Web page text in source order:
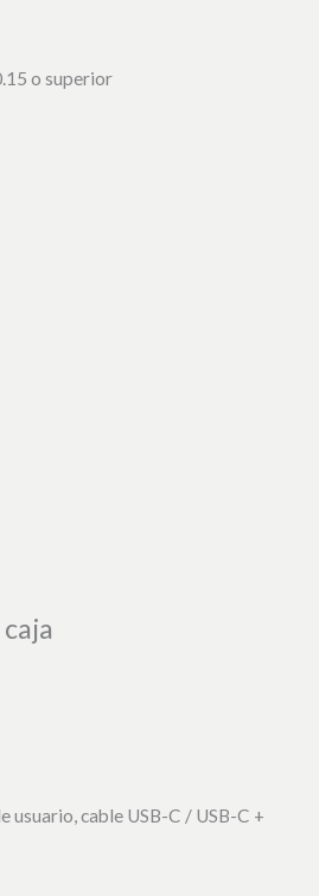
o superior
usuario, cable USB-C / USB-C +